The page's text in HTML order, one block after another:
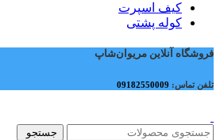
کیف اسپرت
کوله پشتی
فروشگاه آنلاین مریوان‌شاپ
تلفن تماس:
جستجو